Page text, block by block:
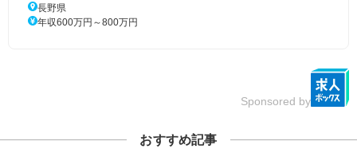
長野県
年収600万円～800万円
Sponsored by
おすすめ記事